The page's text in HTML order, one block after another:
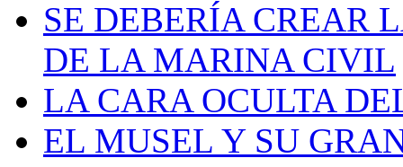
SE DEBERÍA CREAR
DE LA MARINA CIVIL
LA CARA OCULTA
EL MUSEL Y SU